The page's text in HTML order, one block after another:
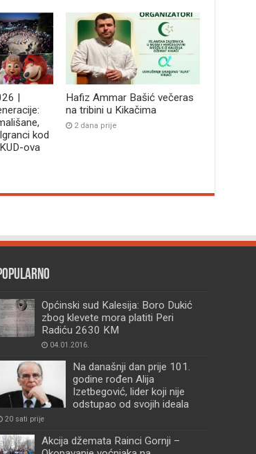
|
kod
ova
Hafiz Ammar Bašić večeras
na tribini u Kikačima
2 dana prije
Općinski sud Kalesija: Boro Dukić
zbog klevete mora platiti Peri
Radiću 2630 KM
04.01.2016.
Na današnji dan prije 101.
godine rođen Alija
Izetbegović, lider koji nije
odstupao od svojih ideala
20 sati prije
Akcija džemata Rainci Gornji –